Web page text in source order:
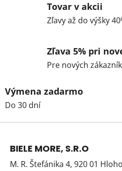
Tovar v akcii
Zľavy až do výšky
Zľava 5% pri
Pre nových
Výmena zadarmo
Do 30 dní
Z
BIELE MORE, S.R.O
M. R. Štefánika 4, 920 01